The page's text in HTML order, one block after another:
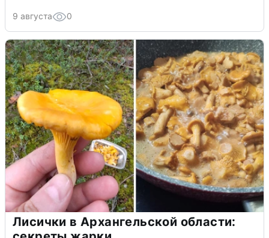
9 августа 0
Лисички в Архангельской области: